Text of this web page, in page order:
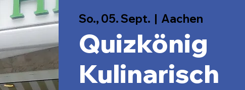
So., 05. Sept.
  |
Aachen
Quizkönig
Kulinarisch